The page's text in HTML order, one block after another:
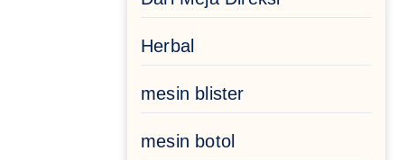
Herbal
mesin blister
mesin botol